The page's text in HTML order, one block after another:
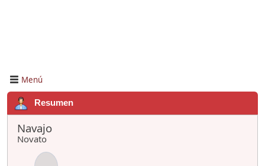
Menú
Resumen
Navajo
Novato